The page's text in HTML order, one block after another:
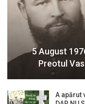
5 August
Preotul
A apărut